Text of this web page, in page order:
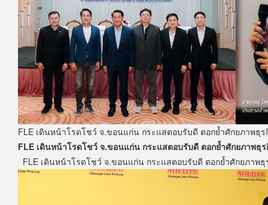
FLE เดินหน้าโรดโชว์ จ.ขอนแก่น กระแสตอบรับดี ตอกย้ำศักยภาพธุร
FLE เดินหน้าโรดโชว์ จ.ขอนแก่น กระแสตอบรับดี ตอกย้ำศักยภาพธุร
FLE เดินหน้าโรดโชว์ จ.ขอนแก่น กระแสตอบรับดี ตอกย้ำศักยภาพธุ